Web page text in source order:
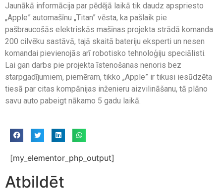
Jaunākā informācija par pēdējā laikā tik daudz apspriesto
„Apple” automašīnu „Titan” vēsta, ka pašlaik pie
pašbraucošās elektriskās mašīnas projekta strādā komanda
200 cilvēku sastāvā, tajā skaitā bateriju eksperti un nesen
komandai pievienojās arī robotisko tehnoloģiju speciālisti.
Lai gan darbs pie projekta īstenošanas nenoris bez
starpgadījumiem, piemēram, tikko „Apple” ir tikusi iesūdzēta
tiesā par citas kompānijas inženieru aizvilināšanu, tā plāno
savu auto pabeigt nākamo 5 gadu laikā.
[my_elementor_php_output]
Atbildēt